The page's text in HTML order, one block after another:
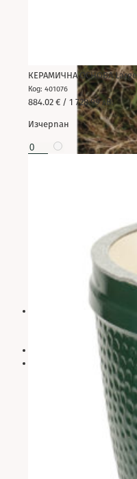
Информация
Контакти
Използване
Гаранционни
безопасност
КЕРАМИЧНА ОСНОВА Large
Код: 401076
884.02 € / 1 728.99 лв.
Изчерпан